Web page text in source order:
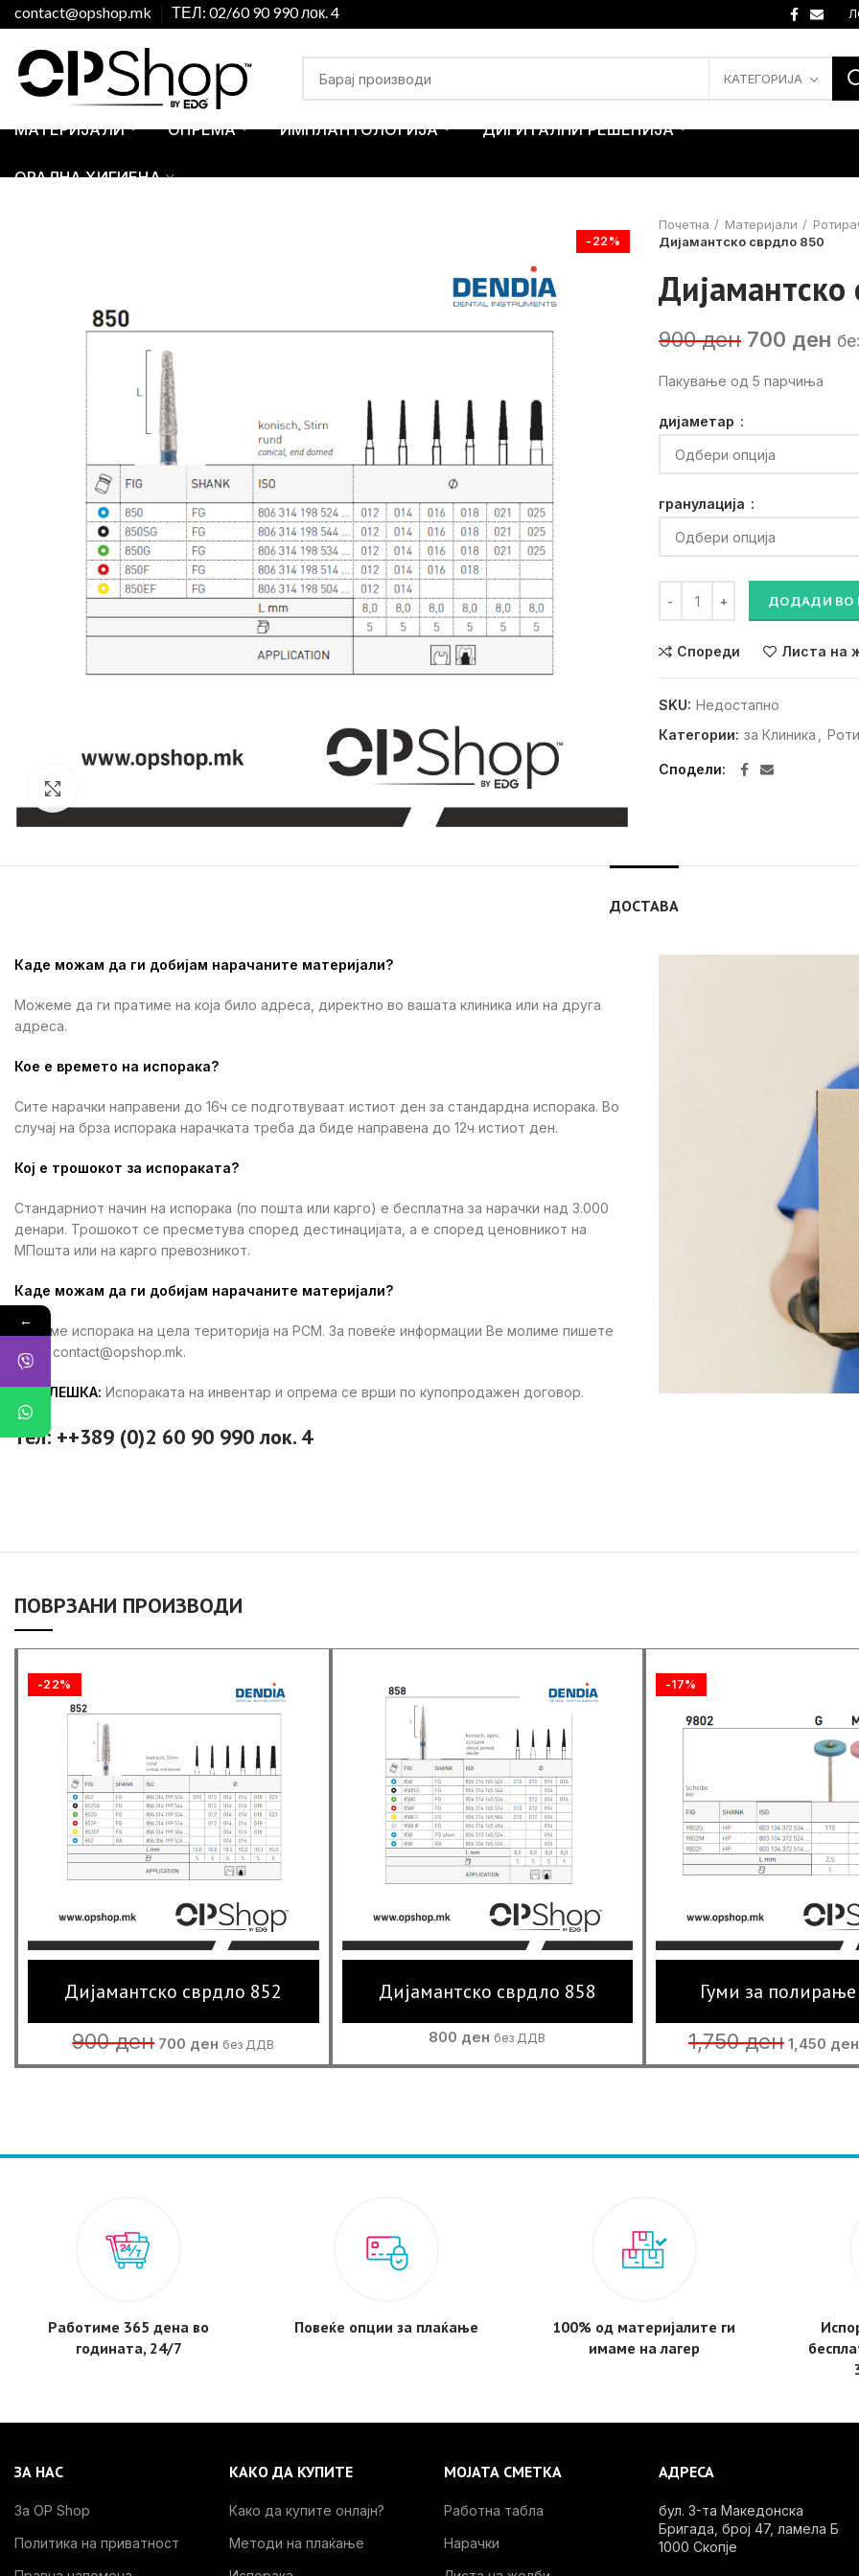
contact@opshop.mk ТЕЛ: 02/60 90 990 лок. 4
КАТЕГОРИЈА
МАТЕРИЈАЛИ ОПРЕМА ИМПЛАНТОЛОГИЈА ДИГИТАЛНИ РЕШЕНИЈА
ОРАЛНА ХИГИЕНА
-22%
Почетна Материјали
Дијамантско сврдло 850
900ден Original
was:
700 ден
Пакување од 5 парчиња
дијаметар
гранулација
ДОДАДИ ВО
Спореди Листа на
SKU: Недостапно
Категории: за Клиника
Сподели
ДОСТАВА
Каде можам да ги добијам нарачаните материјали?
Можеме да ги пратиме на која било адреса, директно во вашата клиника или на друга
адреса.
Кое е времето на испорака?
Сите нарачки направени до 16ч се подготвуваат истиот ден за стандардна испорака. Во
случај на брза испорака нарачката треба да биде направена до 12ч истиот ден.
Кој е трошокот за испораката?
Стандарниот начин на испорака (по пошта или карго) е бесплатна за нарачки над 3.000
денари. Трошокот се пресметува според дестинацијата, а е според ценовникот на
МПошта или на карго превозникот.
Каде можам да ги добијам нарачаните материјали?
Вршиме испорака на цела територија на РСМ. За повеќе информации Ве молиме пишете
ни на contact@opshop.mk.
ЗАБЕЛЕШКА: Испораката на инвентар и опрема се врши по купопродажен договор.
тел: ++389 (0)2 60 90 990 лок. 4
ПОВРЗАНИ ПРОИЗВОДИ
-22%
Дијамантско сврдло 852
900ден Original
price
was:
700 ден
price
is:
без ДДВ
Дијамантско сврдло 858
800 ден без ДДВ
-17%
Гуми за
1,750ден Original
price
was:
1,450 ден
Работиме 365 дена во
годината, 24/7
Повеќе опции за плаќање
100% од материјалите ги
имаме на лагер
ЗА НАС
За OP Shop
Политика на приватност
КАКО ДА КУПИТЕ
Како да купите онлајн?
Методи на плаќање
МОЈАТА СМЕТКА
Работна табла
Нарачки
АДРЕСА
бул. 3-та Македонска
Бригада, број 47, ламела Б
1000 Скопје
←